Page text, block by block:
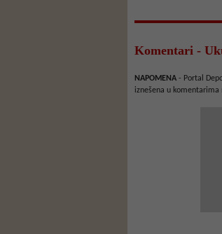
Komentari -
NAPOMENA - Portal
iznešena u